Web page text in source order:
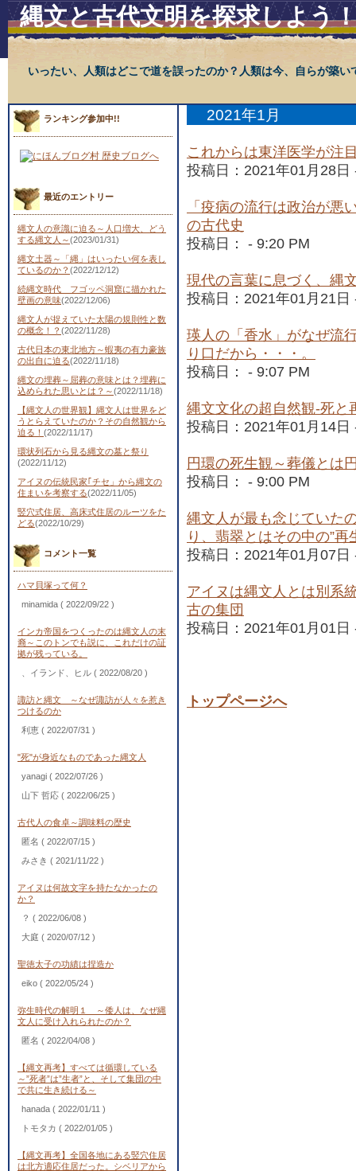
縄文と古代文明を探求しよう
いったい、人類はどこで道を誤ったのか？人類は今、自らが築
ランキング参加中!!
最近のエントリー
縄文人の意識に迫る～人口増大、どう
する縄文人～(2023/01/31)
縄文土器～「縄」はいったい何を表し
ているのか？ (2022/12/12)
続縄文時代 フゴッペ洞窟に描かれた
壁画の意味(2022/12/06)
縄文人が捉えていた太陽の規則性と数
の概念！？ (2022/11/28)
古代日本の東北地方～蝦夷の有力豪族
の出自に迫る(2022/11/18)
縄文の埋葬～屈葬の意味とは？埋葬に
込められた思いとは？～(2022/11/18)
【縄文人の世界観】縄文人は世界をど
うとらえていたのか？その自然観から
迫る！ (2022/11/17)
環状列石から見る縄文の墓と祭り
(2022/11/12)
アイヌの伝統民家｢チセ」から縄文の
住まいを考察する(2022/11/05)
竪穴式住居、高床式住居のルーツをた
どる(2022/10/29)
コメント一覧
ハマ貝塚って何？
minamida ( 2022/09/22 )
インカ帝国をつくったのは縄文人の末
裔～このトンでも説に、これだけの証
拠が残っている。
、イランド、ヒル ( 2022/08/20 )
諏訪と縄文 ～なぜ諏訪が人々を惹き
つけるのか
利恵 ( 2022/07/31 )
"死"が身近なものであった縄文人
yanagi ( 2022/07/26 )
山下 哲応 ( 2022/06/25 )
古代人の食卓～調味料の歴史
匿名 ( 2022/07/15 )
みさき ( 2021/11/22 )
アイヌは何故文字を持たなかったの
か？
？ ( 2022/06/08 )
大庭 ( 2020/07/12 )
聖徳太子の功績は捏造か
eiko ( 2022/05/24 )
弥生時代の解明１ ～倭人は、なぜ縄
文人に受け入れられたのか？
匿名 ( 2022/04/08 )
【縄文再考】すべては循環している
～”死者”は”生者”と、そして集団の中
で共に生き続ける～
hanada ( 2022/01/11 )
トモタカ ( 2022/01/05 )
【縄文再考】全国各地にある竪穴住居
は北方適応住居だった。シベリアから
2021年1月
これからは東洋医学が注
投稿日：2021年01月28日
「疫病の流行は政治が悪
の古代史
投稿日： - 9:20 PM
現代の言葉に息づく、縄
投稿日：2021年01月21日
瑛人の「香水」がなぜ流
り口だから・・・。
投稿日： - 9:07 PM
縄文文化の超自然観-死と
投稿日：2021年01月14日
円環の死生観～葬儀とは
投稿日： - 9:00 PM
縄文人が最も念じていた
り、翡翠とはその中の”
投稿日：2021年01月07日
アイヌは縄文人とは別系
古の集団
投稿日：2021年01月01日
トップページへ